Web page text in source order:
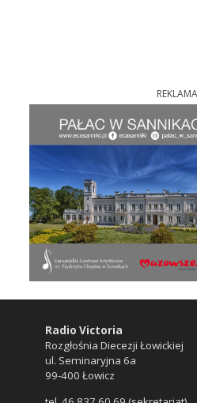
REKLAMA
Radio Victoria
Rozgłośnia Diecezji Łowickiej
ul. Seminaryjna 6a
99-400 Łowicz